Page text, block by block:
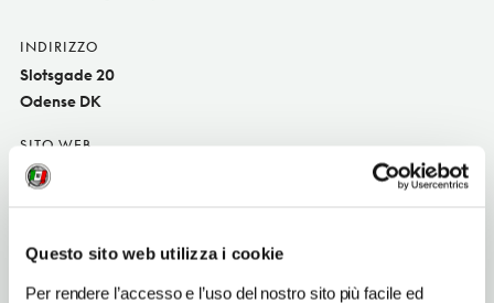
Questo sito web utilizza i cookie
Per rendere l’accesso e l’uso del nostro sito più facile ed
INDIRIZZO
Slotsgade 20
Odense DK
SITO WEB
www.orientalbarbecue.dk
info@orientalbarbecue.dk
TELEFONO